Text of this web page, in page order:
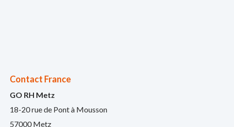
Contact France
GO RH Metz
18-20 rue de Pont à Mousson
57000 Metz